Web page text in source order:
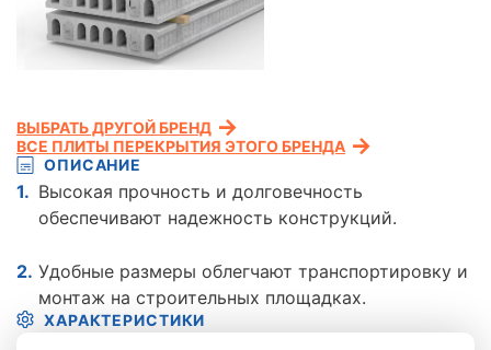
ОПИСАНИЕ
Высокая прочность и долговечность
обеспечивают надежность конструкций.
Удобные размеры облегчают транспортировку и
монтаж на строительных площадках.
ХАРАКТЕРИСТИКИ
ВЫБРАТЬ ДРУГОЙ БРЕНД
ВСЕ ПЛИТЫ ПЕРЕКРЫТИЯ ЭТОГО БРЕНДА